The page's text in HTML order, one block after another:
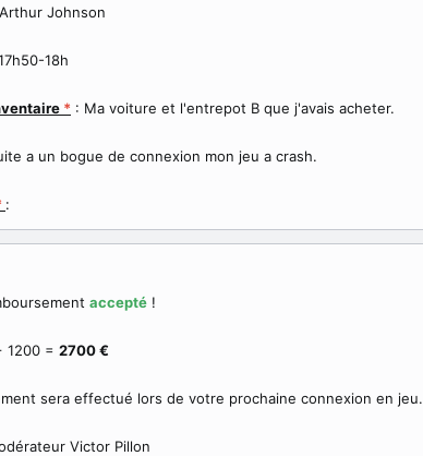
Johnson
18h
* : Ma voiture et l'entrepot B que j'avais acheter.
a un bogue de connexion mon jeu a crash.
:
accepté !
1200 = 2700 €
sera effectué lors de votre prochaine connexion en jeu.
Victor Pillon